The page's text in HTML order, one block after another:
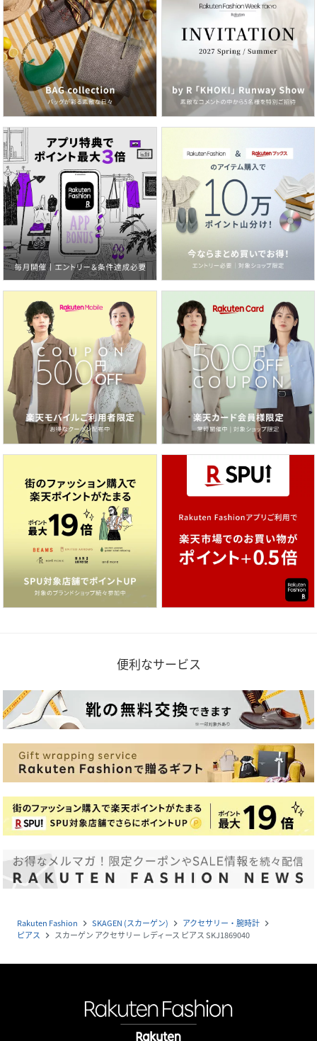
便利なサービス
Rakuten Fashion navigate_next SKAGEN (スカーゲン) navigate_next アクセサリー・腕時計 navigate_next
ピアス navigate_next スカーゲン アクセサリー レディース ピアス SKJ1869040